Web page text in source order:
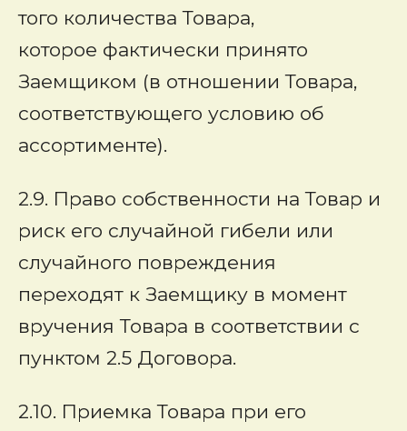
того количества Товара,
которое фактически принято
Заемщиком (в отношении Товара,
соответствующего условию об
ассортименте).
2.9. Право собственности на Товар и
риск его случайной гибели или
случайного повреждения
переходят к Заемщику в момент
вручения Товара в соответствии с
пунктом 2.5 Договора.
2.10. Приемка Товара при его